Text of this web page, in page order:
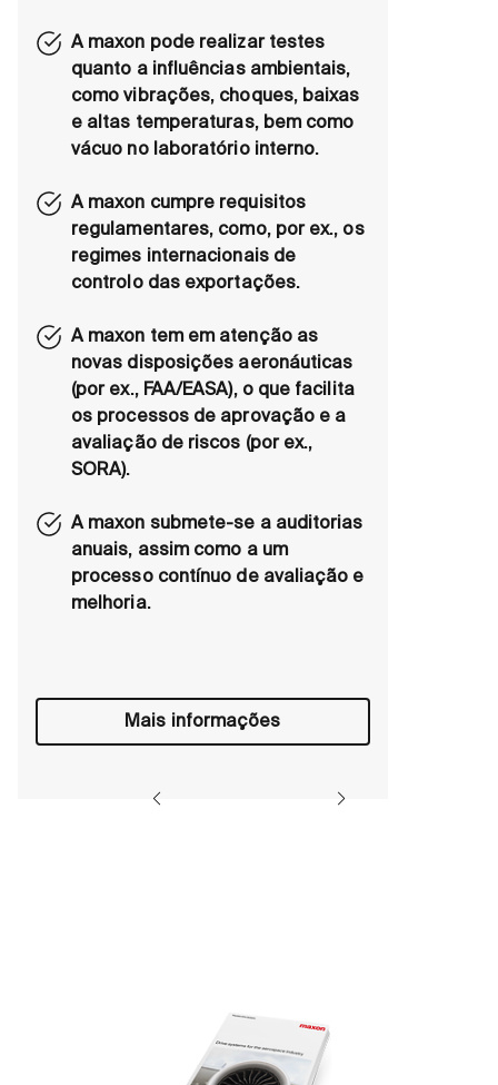
Mais informações
A maxon pode realizar testes
quanto a influências ambientais,
como vibrações, choques, baixas
e altas temperaturas, bem como
vácuo no laboratório interno.
A maxon cumpre requisitos
regulamentares, como, por ex., os
regimes internacionais de
controlo das exportações.
A maxon tem em atenção as
novas disposições aeronáuticas
(por ex., FAA/EASA), o que facilita
os processos de aprovação e a
avaliação de riscos (por ex.,
SORA).
A maxon submete-se a auditorias
anuais, assim como a um
processo contínuo de avaliação e
melhoria.